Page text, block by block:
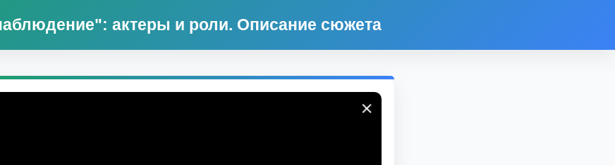
актеры и роли. Описание сюжета